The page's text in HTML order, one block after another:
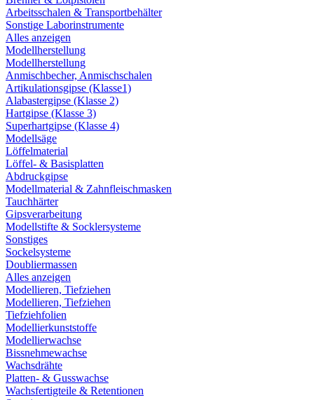
Arbeitsschalen & Transportbehälter
Sonstige Laborinstrumente
Alles anzeigen
Modellherstellung
Modellherstellung
Anmischbecher, Anmischschalen
Artikulationsgipse (Klasse1)
Alabastergipse (Klasse 2)
Hartgipse (Klasse 3)
Superhartgipse (Klasse 4)
Modellsäge
Löffelmaterial
Löffel- & Basisplatten
Abdruckgipse
Modellmaterial & Zahnfleischmasken
Tauchhärter
Gipsverarbeitung
Modellstifte & Socklersysteme
Sonstiges
Sockelsysteme
Doubliermassen
Alles anzeigen
Modellieren, Tiefziehen
Modellieren, Tiefziehen
Tiefziehfolien
Modellierkunststoffe
Modellierwachse
Bissnehmewachse
Wachsdrähte
Platten- & Gusswachse
Wachsfertigteile & Retentionen